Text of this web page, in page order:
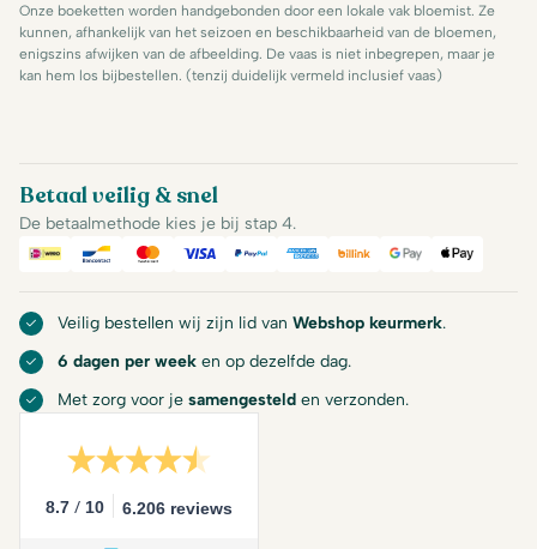
Onze boeketten worden handgebonden door een lokale vak bloemist. Ze
kunnen, afhankelijk van het seizoen en beschikbaarheid van de bloemen,
enigszins afwijken van de afbeelding. De vaas is niet inbegrepen, maar je
kan hem los bijbestellen. (tenzij duidelijk vermeld inclusief vaas)
Betaal veilig & snel
De betaalmethode kies je bij stap 4.
iDeal Bancontact
Mastercard
Visa PayPalAmerican Express
BillinkGoogle Pay
Apple
Veilig bestellen wij zijn lid van Webshop keurmerk.
6 dagen per week en op dezelfde dag.
Met zorg voor je samengesteld en verzonden.
8.7 / 10 6.206 reviews